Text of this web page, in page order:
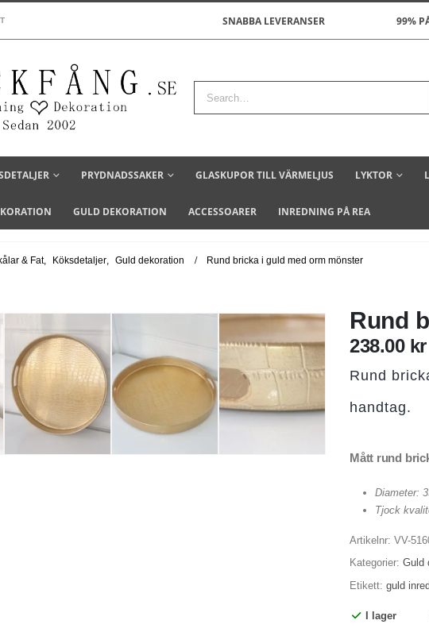
SNABBA LEVERANSER 99%
PRYDNADSSAKER GLASKUPOR TILL VÄRMELJUS LYKTOR
GULD DEKORATION ACCESSOARER INREDNING PÅ REA
& Fat, Köksdetaljer Guld dekoration Rund bricka i guld med orm mönster
Rund
238.00 kr
Rund
handtag.
Mått rund
Diameter:
Tjock
Artikelnr: VV-
Kategorier: Guld
Etikett: guld
I lager